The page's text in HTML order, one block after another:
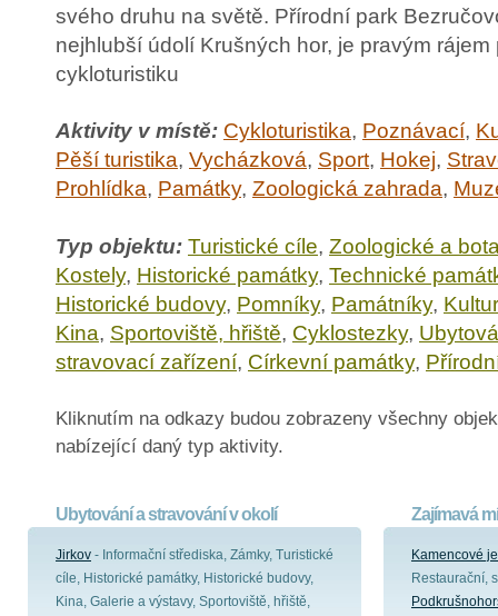
svého druhu na světě. Přírodní park
nejhlubší údolí Krušných hor, je pravým rájem
cykloturistiku
Aktivity v místě: Cykloturistika, Poznávací,
Pěší turistika, Vycházková, Sport, Hokej,
Prohlídka, Památky, Zoologická zahrada,
Typ objektu: Turistické cíle, Zoologické a
Kostely, Historické památky, Technické
Historické budovy, Pomníky, Památníky,
Kina, Sportoviště, hřiště, Cyklostezky,
stravovací zařízení, Církevní památky,
Kliknutím na odkazy budou zobrazeny všechny
nabízející daný typ aktivity.
Ubytování a stravování v okolí
Jirkov - Informační střediska, Zámky, Turistické
cíle, Historické památky, Historické budovy,
Kina, Galerie a výstavy, Sportoviště, hřiště,
Zajímavá
Kamencové
Restaurační,